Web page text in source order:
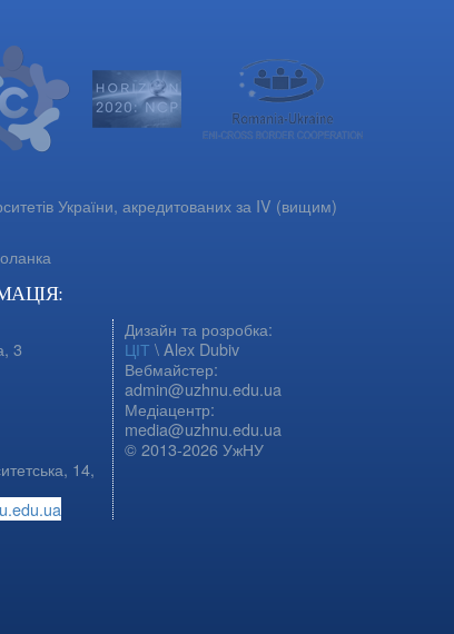
України, акредитованих за IV (вищим)
3
14,
Дизайн та розробка:
ЦІТ \ Alex Dubiv
Вебмайстер:
admin@uzhnu.edu.ua
Медіацентр:
media@uzhnu.edu.ua
© 2013-2026 УжНУ